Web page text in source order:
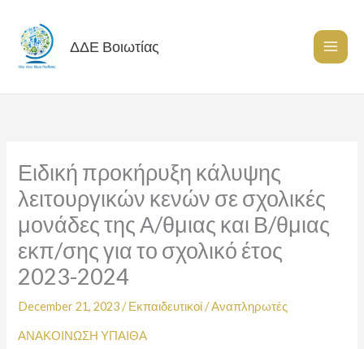
content
ΔΔΕ Βοιωτίας
Ειδική προκήρυξη κάλυψης
λειτουργικών κενών σε σχολικές
μονάδες της Α/θμιας και Β/θμιας
εκπ/σης για το σχολικό έτος
2023-2024
December 21, 2023/Εκπαιδευτικοί/Αναπληρωτές
ΑΝΑΚΟΙΝΩΣΗ ΥΠΑΙΘΑ